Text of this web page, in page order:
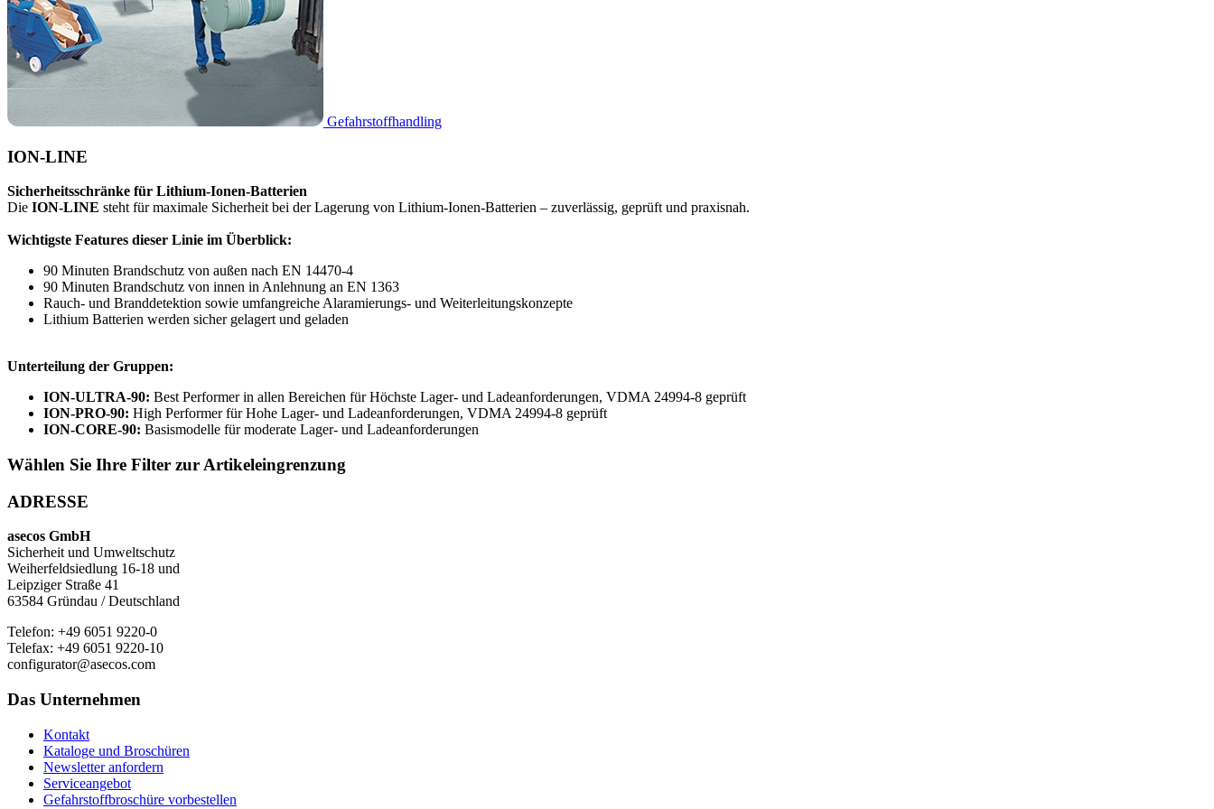
Gefahrstoffhandling
ION-LINE
Sicherheitsschränke für Lithium-Ionen-Batterien
Die ION-LINE steht für maximale Sicherheit bei der Lagerung von Lithium-Ionen-Batterien – zuverlässig, geprüft und praxisnah.
Wichtigste Features dieser Linie im Überblick:
90 Minuten Brandschutz von außen nach EN 14470-4
90 Minuten Brandschutz von innen in Anlehnung an EN 1363
Rauch- und Branddetektion sowie umfangreiche Alaramierungs- und Weiterleitungskonzepte
Lithium Batterien werden sicher gelagert und geladen
Unterteilung der Gruppen:
ION-ULTRA-90: Best Performer in allen Bereichen für Höchste Lager- und Ladeanforderungen, VDMA 24994-8 geprüft
ION-PRO-90: High Performer für Hohe Lager- und Ladeanforderungen, VDMA 24994-8 geprüft
ION-CORE-90: Basismodelle für moderate Lager- und Ladeanforderungen
Wählen Sie Ihre Filter zur Artikeleingrenzung
ADRESSE
asecos GmbH
Sicherheit und Umweltschutz
Weiherfeldsiedlung 16-18 und
Leipziger Straße 41
63584 Gründau / Deutschland
Telefon: +49 6051 9220-0
Telefax: +49 6051 9220-10
configurator@asecos.com
Das Unternehmen
Kontakt
Kataloge und Broschüren
Newsletter anfordern
Serviceangebot
Gefahrstoffbroschüre vorbestellen